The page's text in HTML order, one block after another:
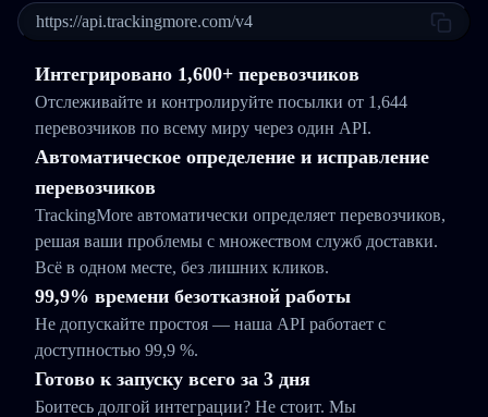
https://api.trackingmore.com/v4
Интегрировано 1,600+ перевозчиков
Отслеживайте и контролируйте посылки от 1,644
перевозчиков по всему миру через один API.
Автоматическое определение и исправление
перевозчиков
TrackingMore автоматически определяет перевозчиков,
решая ваши проблемы с множеством служб доставки.
Всё в одном месте, без лишних кликов.
99,9% времени безотказной работы
Не допускайте простоя — наша API работает с
доступностью 99,9 %.
Готово к запуску всего за 3 дня
Боитесь долгой интеграции? Не стоит. Мы